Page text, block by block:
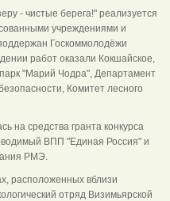
- чистые берега!" реализуется
учреждениями и
Госкоммолодёжи
работ оказали Кокшайское,
"Марий Чодра", Департамент
Комитет лесного
на средства гранта конкурса
ВПП "Единая Россия" и
РМЭ.
расположенных вблизи
отряд Визимьярской